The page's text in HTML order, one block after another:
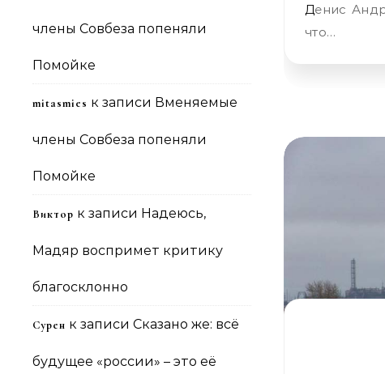
члены Совбеза попеняли
Помойке
mitasmies к записи Вменяемые
члены Совбеза попеняли
Помойке
Виктор к записи Надеюсь,
Мадяр воспримет критику
благосклонно
Сурен к записи Сказано же: всё
будущее «россии» – это её
Денис Андрус Вторник, мощно и интересно. Но начать хочу с того,
что…